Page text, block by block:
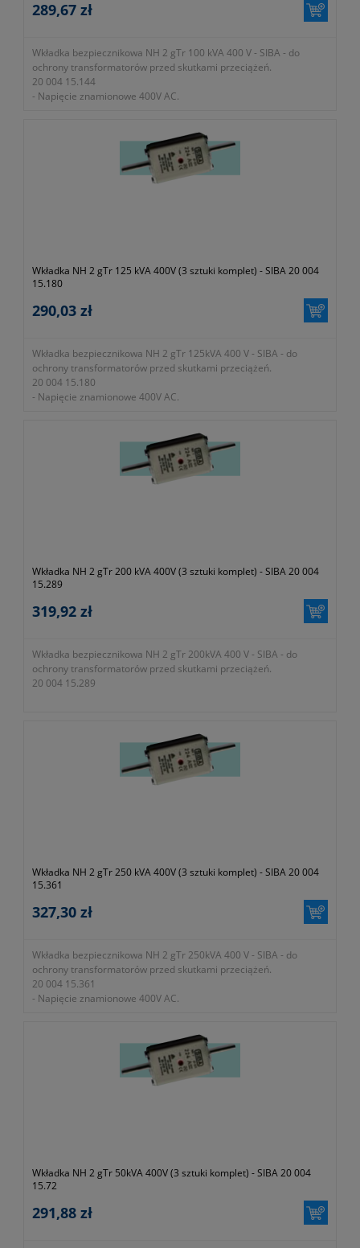
289,67 zł
Wkładka bezpiecznikowa NH 2 gTr 100 kVA 400 V - SIBA - do
ochrony transformatorów przed skutkami przeciążeń.
20 004 15.144
- Napięcie znamionowe 400V AC.
Wkładka NH 2 gTr 125 kVA 400V (3 sztuki komplet) - SIBA 20 004
15.180
290,03 zł
Wkładka bezpiecznikowa NH 2 gTr 125kVA 400 V - SIBA - do
ochrony transformatorów przed skutkami przeciążeń.
20 004 15.180
- Napięcie znamionowe 400V AC.
Wkładka NH 2 gTr 200 kVA 400V (3 sztuki komplet) - SIBA 20 004
15.289
319,92 zł
Wkładka bezpiecznikowa NH 2 gTr 200kVA 400 V - SIBA - do
ochrony transformatorów przed skutkami przeciążeń.
20 004 15.289
- W zestawie 3 sztuki.
Wkładka NH 2 gTr 250 kVA 400V (3 sztuki komplet) - SIBA 20 004
15.361
327,30 zł
Wkładka bezpiecznikowa NH 2 gTr 250kVA 400 V - SIBA - do
ochrony transformatorów przed skutkami przeciążeń.
20 004 15.361
- Napięcie znamionowe 400V AC.
Wkładka NH 2 gTr 50kVA 400V (3 sztuki komplet) - SIBA 20 004
15.72
291,88 zł